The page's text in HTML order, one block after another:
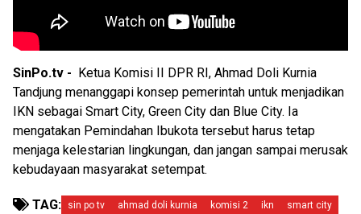
SinPo.tv -
Ketua Komisi II DPR RI, Ahmad Doli Kurnia
Tandjung menanggapi konsep pemerintah untuk menjadikan
IKN sebagai Smart City, Green City dan Blue City. Ia
mengatakan Pemindahan Ibukota tersebut harus tetap
menjaga kelestarian lingkungan, dan jangan sampai merusak
kebudayaan masyarakat setempat.
TAG: sin po tv ahmad doli kurnia komisi 2 ikn smart city